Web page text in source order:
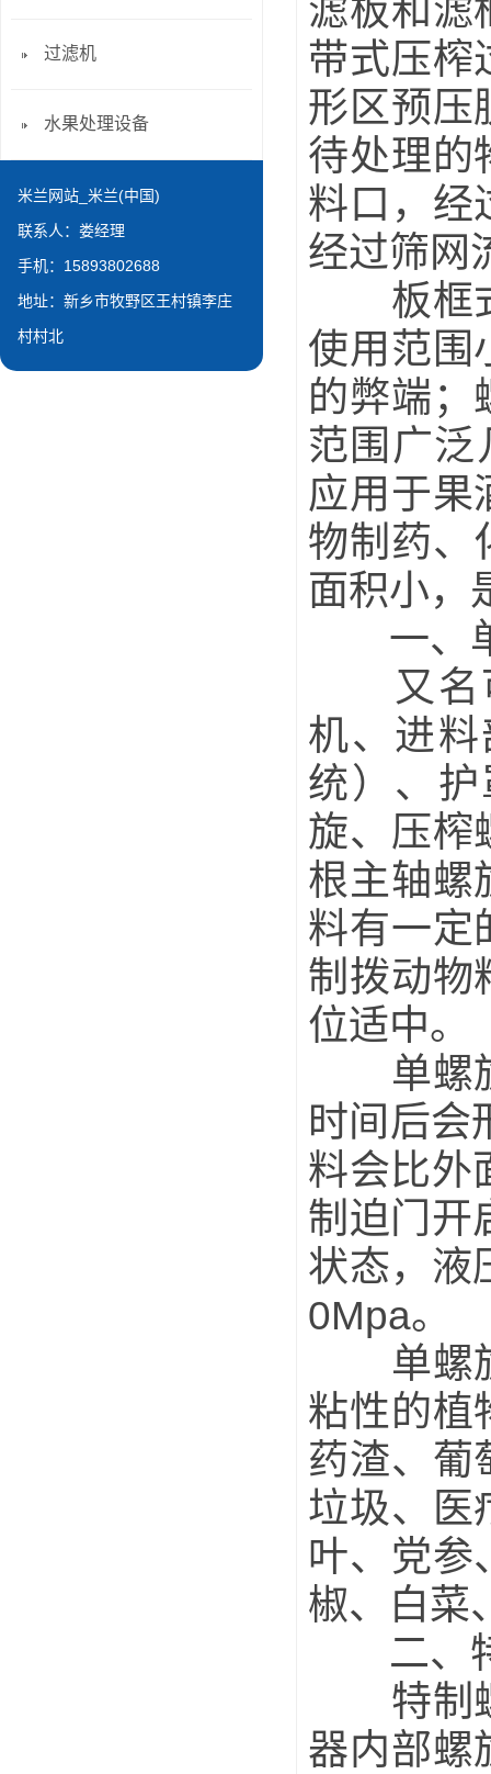
滤板和滤
带式压榨
形区预压
待处理的
料口，经
经过筛网
板框式
使用范围
的弊端；
范围广泛
应用于果
物制药、
面积小，
一、单
又名可
机、进
统）、
旋、压榨
根主轴螺
料有一定
制拨动物
位适中。
单螺旋
时间后会
料会比外
制迫门开
状态，液
0Mpa。
单螺旋
粘性的植
药渣、葡
垃圾、医
叶、党参
椒、白菜
二、特
特制螺
器内部螺
过滤机
水果处理设备
米兰网站_米兰(中国)
联系人：娄经理
手机：15893802688
地址：新乡市牧野区王村镇李庄
村村北